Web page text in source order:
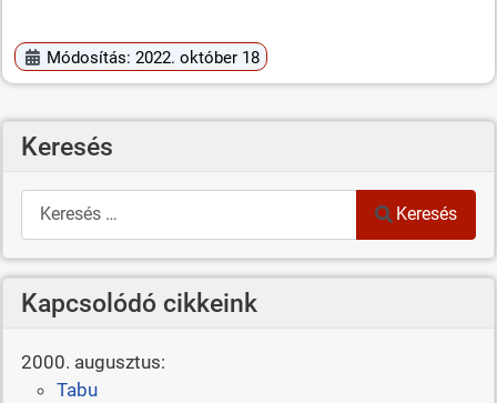
Módosítás: 2022. október 18
Keresés
Keresés
Keresés
Kapcsolódó cikkeink
2000. augusztus:
Tabu